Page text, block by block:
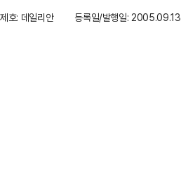
제호: 데일리안
등록일/발행일: 2005.09.13